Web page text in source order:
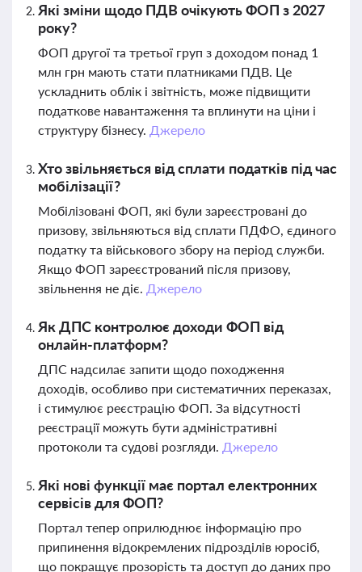
Які зміни щодо ПДВ очікують ФОП з 2027
року?
ФОП другої та третьої груп з доходом понад 1
млн грн мають стати платниками ПДВ. Це
ускладнить облік і звітність, може підвищити
податкове навантаження та вплинути на ціни і
структуру бізнесу. Джерело
Хто звільняється від сплати податків під час
мобілізації?
Мобілізовані ФОП, які були зареєстровані до
призову, звільняються від сплати ПДФО, єдиного
податку та військового збору на період служби.
Якщо ФОП зареєстрований після призову,
звільнення не діє. Джерело
Як ДПС контролює доходи ФОП від
онлайн-платформ?
ДПС надсилає запити щодо походження
доходів, особливо при систематичних переказах,
і стимулює реєстрацію ФОП. За відсутності
реєстрації можуть бути адміністративні
протоколи та судові розгляди. Джерело
Які нові функції має портал електронних
сервісів для ФОП?
Портал тепер оприлюднює інформацію про
припинення відокремлених підрозділів юросіб,
що покращує прозорість та доступ до даних про